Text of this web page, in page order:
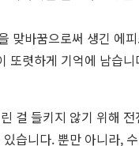
맞바꿈으로써 생긴 에
또렷하게 기억에 남습니
걸 들키지 않기 위해
습니다. 뿐만 아니라,